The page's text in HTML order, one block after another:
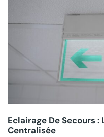
Eclairage De Secours :
Centralisée